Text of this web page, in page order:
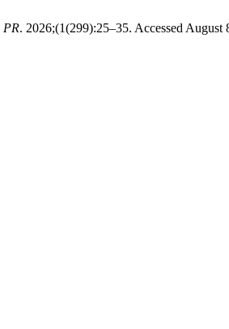
PR. 2026;(1(299):25–35. Accessed August